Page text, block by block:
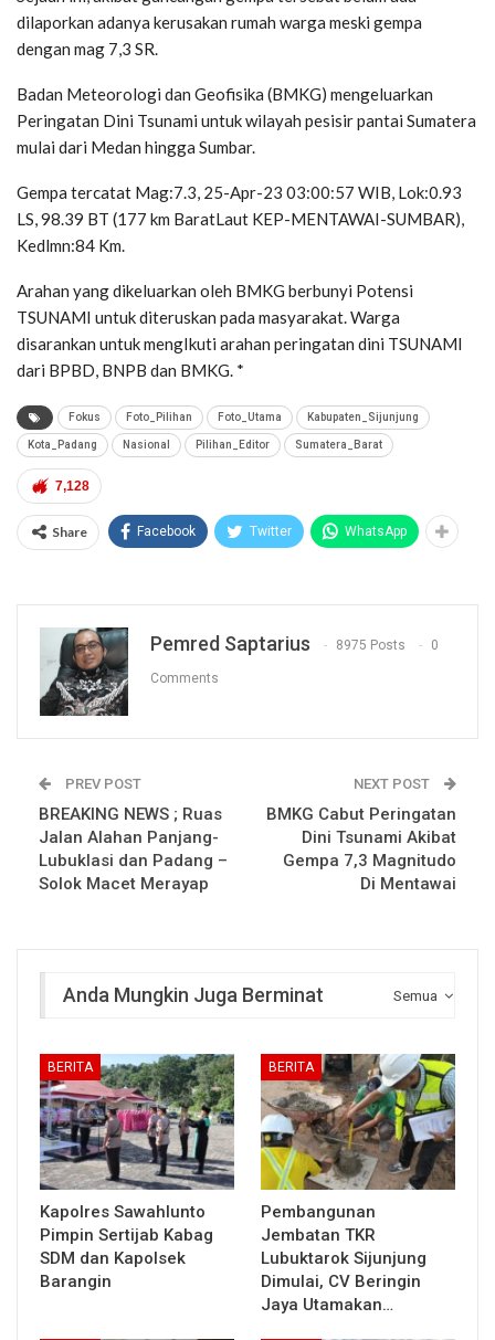
dilaporkan adanya kerusakan rumah warga meski gempa
dengan mag 7,3 SR.
Badan Meteorologi dan Geofisika (BMKG) mengeluarkan
Peringatan Dini Tsunami untuk wilayah pesisir pantai Sumatera
mulai dari Medan hingga Sumbar.
Gempa tercatat Mag:7.3, 25-Apr-23 03:00:57 WIB, Lok:0.93
LS, 98.39 BT (177 km BaratLaut KEP-MENTAWAI-SUMBAR),
Kedlmn:84 Km.
Arahan yang dikeluarkan oleh BMKG berbunyi Potensi
TSUNAMI untuk diteruskan pada masyarakat. Warga
disarankan untuk mengIkuti arahan peringatan dini TSUNAMI
dari BPBD, BNPB dan BMKG. *
Fokus Foto_Pilihan Foto_Utama Kabupaten_Sijunjung
Kota_Padang Nasional Pilihan_Editor Sumatera_Barat
7,128
Share Facebook Twitter WhatsApp
Pemred Saptarius 8975 Posts 0
Comments
PREV POST
BREAKING NEWS ; Ruas
Jalan Alahan Panjang-
Lubuklasi dan Padang –
Solok Macet Merayap
NEXT POST
BMKG Cabut Peringatan
Dini Tsunami Akibat
Gempa 7,3 Magnitudo
Di Mentawai
Semua
Anda Mungkin Juga Berminat
BERITA
Kapolres Sawahlunto
Pimpin Sertijab Kabag
SDM dan Kapolsek
Barangin
BERITA
Pembangunan
Jembatan TKR
Lubuktarok Sijunjung
Dimulai, CV Beringin
Jaya Utamakan…